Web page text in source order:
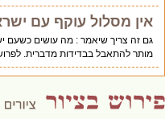
אין מסלול עוקף עם
גם זה צריך שיאמר : מה עושים כשעם
מותר להתאבל בבדידות מדברית. לפרוש